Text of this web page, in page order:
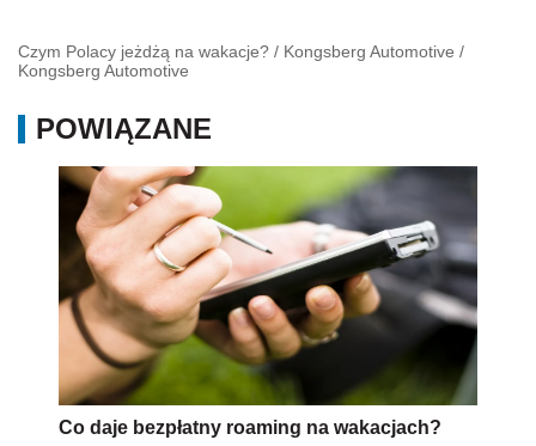
Czym Polacy jeżdżą na wakacje? / Kongsberg Automotive /
Kongsberg Automotive
POWIĄZANE
Co daje bezpłatny roaming na wakacjach?